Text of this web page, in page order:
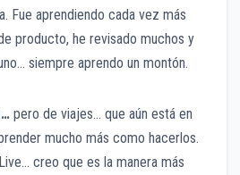
Fue aprendiendo cada vez más
producto, he revisado muchos y
siempre aprendo un montón.
pero de viajes… que aún está en
mucho más como hacerlos.
creo que es la manera más